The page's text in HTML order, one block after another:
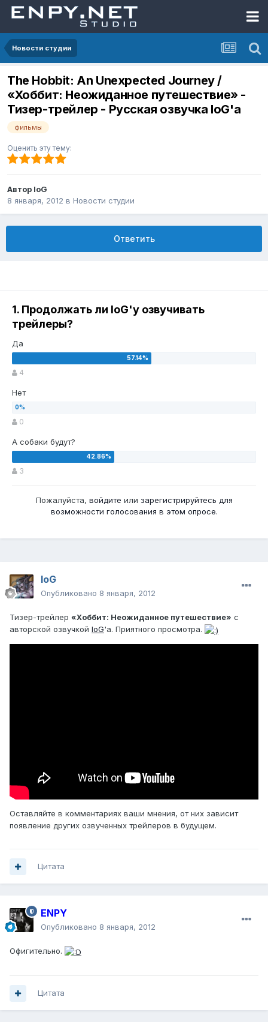
Новости студии
The Hobbit: An Unexpected Journey /
«Хоббит: Неожиданное путешествие» -
Тизер-трейлер - Русская озвучка IoG'а
фильмы
Оценить эту тему:
Автор IoG
8 января, 2012 в Новости студии
Ответить
1. Продолжать ли IoG'у озвучивать
трейлеры?
Да
4
Нет
0
А собаки будут?
3
Пожалуйста, войдите или зарегистрируйтесь для
возможности голосования в этом опросе.
IoG
Опубликовано 8 января, 2012
Тизер-трейлер «Хоббит: Неожиданное путешествие» с
авторской озвучкой IoG'а. Приятного просмотра.
Оставляйте в комментариях ваши мнения, от них зависит
появление других озвученных трейлеров в будущем.
Цитата
ENPY
Опубликовано 8 января, 2012
Офигительно.
Цитата